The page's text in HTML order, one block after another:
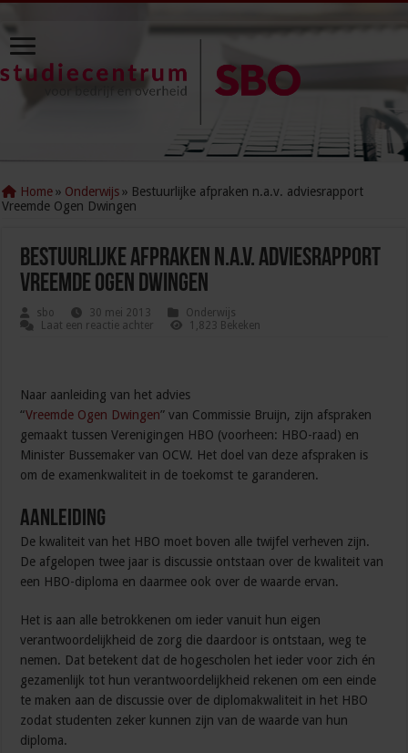
Home » Onderwijs » Bestuurlijke afpraken n.a.v. adviesrapport
Vreemde Ogen Dwingen
Bestuurlijke afpraken n.a.v. adviesrapport
Vreemde Ogen Dwingen
sbo 30 mei 2013
Onderwijs
Laat een reactie achter
1,823 Bekeken
Naar aanleiding van het advies
“Vreemde Ogen Dwingen” van Commissie Bruijn, zijn afspraken
gemaakt tussen Verenigingen HBO (voorheen: HBO-raad) en
Minister Bussemaker van OCW. Het doel van deze afspraken is
om de examenkwaliteit in de toekomst te garanderen.
Aanleiding
De kwaliteit van het HBO moet boven alle twijfel verheven zijn.
De afgelopen twee jaar is discussie ontstaan over de kwaliteit van
een HBO-diploma en daarmee ook over de waarde ervan.
Het is aan alle betrokkenen om ieder vanuit hun eigen
verantwoordelijkheid de zorg die daardoor is ontstaan, weg te
nemen. Dat betekent dat de hogescholen het ieder voor zich én
gezamenlijk tot hun verantwoordelijkheid rekenen om een einde
te maken aan de discussie over de diplomakwaliteit in het HBO
zodat studenten zeker kunnen zijn van de waarde van hun
diploma.